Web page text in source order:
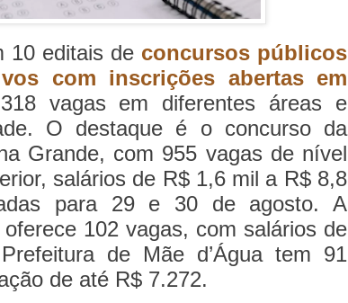
10 editais de concursos públicos
com inscrições abertas em
vagas em diferentes áreas e
O destaque é o concurso da
Grande, com 955 vagas de nível
salários de R$ 1,6 mil a R$ 8,8
para 29 e 30 de agosto. A
102 vagas, com salários de
de Mãe d’Água tem 91
de até R$ 7.272.